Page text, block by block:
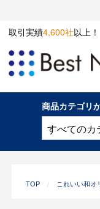
取引実績4,600社以上
商品カテゴリ
TOP これいい和オ